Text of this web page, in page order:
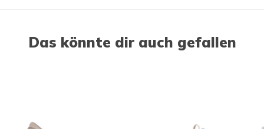
Das könnte dir auch gefallen